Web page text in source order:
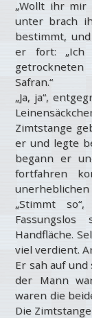
„Wollt ihr mir
unter brach
bestimmt,
er fort: „Ich
getrockneten
Safran.“
„Ja, ja“,
Zimtstange
er und legte
begann er
fortfahren
„Stimmt
Handfläche.
viel verdient.
Er sah auf
der Mann
waren die
Die